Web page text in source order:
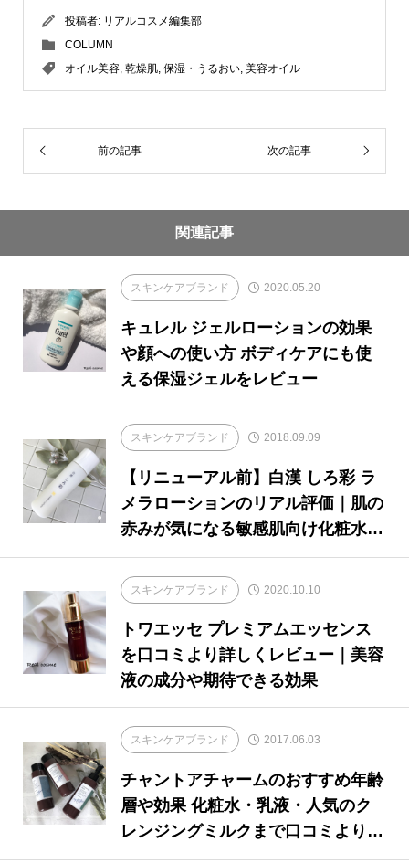
投稿者: リアルコスメ編集部
COLUMN
オイル美容, 乾燥肌, 保湿・うるおい, 美容オイル
前の記事 次の記事
関連記事
スキンケアブランド 2020.05.20
キュレル ジェルローションの効果
や顔への使い方 ボディケアにも使
える保湿ジェルをレビュー
スキンケアブランド 2018.09.09
【リニューアル前】白漢 しろ彩 ラ
メラローションのリアル評価｜肌の
赤みが気になる敏感肌向け化粧水を
レビュー
スキンケアブランド 2020.10.10
トワエッセ プレミアムエッセンス
を口コミより詳しくレビュー｜美容
液の成分や期待できる効果
スキンケアブランド 2017.06.03
チャントアチャームのおすすめ年齢
層や効果 化粧水・乳液・人気のク
レンジングミルクまで口コミより詳
しくレビュー